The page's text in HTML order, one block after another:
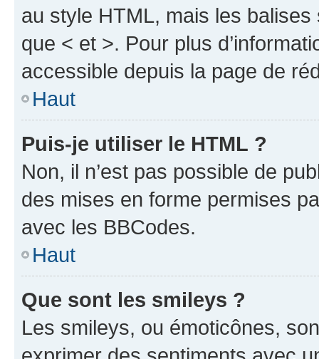
au style HTML, mais les
que < et >. Pour plus
accessible depuis la page de
Haut
Puis-je utiliser le HTML ?
Non, il n’est pas possible de
des mises en forme permises
avec les BBCodes.
Haut
Que sont les smileys ?
Les smileys, ou émoticônes,